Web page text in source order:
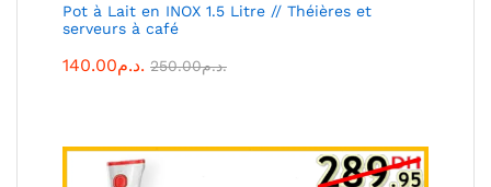
Pot à Lait en INOX 1.5 Litre // Théières et
serveurs à café
140.00 د.م. 250.00 د.م.